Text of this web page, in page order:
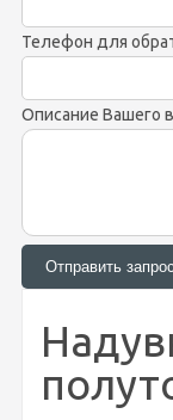
Телефон для
Описание Вашего